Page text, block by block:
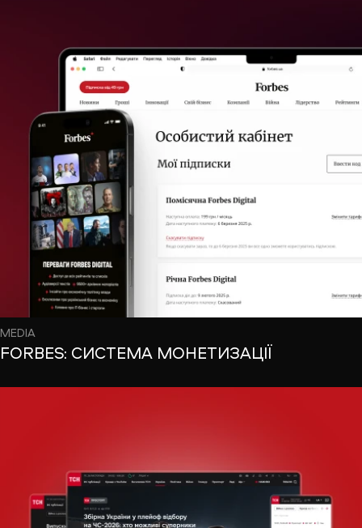
MEDIA
FORBES: СИСТЕМА МОНЕТИЗАЦІЇ